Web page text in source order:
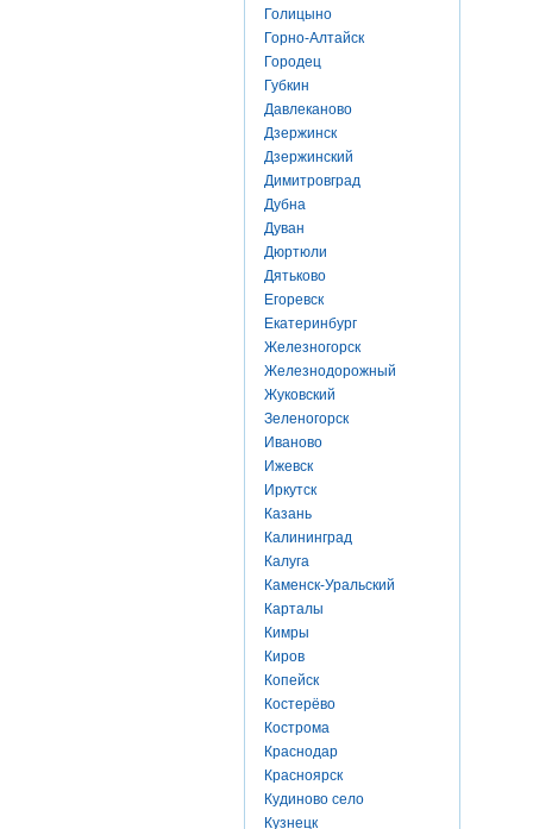
Голицыно
Горно-Алтайск
Городец
Губкин
Давлеканово
Дзержинск
Дзержинский
Димитровград
Дубна
Дуван
Дюртюли
Дятьково
Егоревск
Екатеринбург
Железногорск
Железнодорожный
Жуковский
Зеленогорск
Иваново
Ижевск
Иркутск
Казань
Калининград
Калуга
Каменск-Уральский
Карталы
Кимры
Киров
Копейск
Костерёво
Кострома
Краснодар
Красноярск
Кудиново село
Кузнецк